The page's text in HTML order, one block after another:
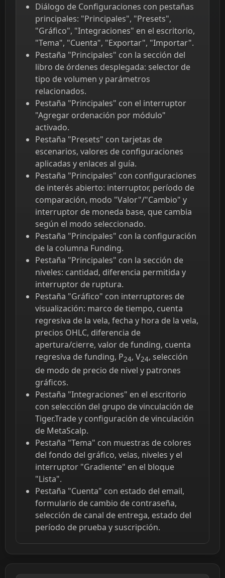
Diálogo de Configuraciones con pestañas
principales: "Principales", "Presets",
"Gráfico", "Integraciones" en el escritorio,
"Tema", "Cuenta", "Exportar", "Importar".
Pestaña "Principales" con la sección del
libro de órdenes desplegada: selector de
tipo de volumen y parámetros
relacionados.
Pestaña "Principales" con el interruptor
"Agregar ordenación por módulo"
activado.
Pestaña "Presets" con tarjetas de
escenarios, valores de configuraciones
aplicadas y enlaces al guía.
Pestaña "Principales" con configuraciones
de interés abierto: interruptor, período de
comparación, modo "Valor"/"Cambio" y
interruptor de moneda base, que cambia
según el modo seleccionado.
Pestaña "Principales" con la configuración
de la columna Funding.
Pestaña "Principales" con la sección de
niveles: cantidad, diferencia permitida y
interruptor de ruptura.
Pestaña "Gráfico" con interruptores de
visualización: marco de tiempo, cuenta
regresiva de la vela, fecha y hora de la vela,
precios OHLC, diferencia de
apertura/cierre, valor de funding, cuenta
regresiva de funding, P24, V24, selección
de modo de precio de nivel y patrones
gráficos.
Pestaña "Integraciones" en el escritorio
con selección del grupo de vinculación de
Tiger.Trade y configuración de vinculación
de MetaScalp.
Pestaña "Tema" con muestras de colores
del fondo del gráfico, velas, niveles y el
interruptor "Gradiente" en el bloque
"Lista".
Pestaña "Cuenta" con estado del email,
formulario de cambio de contraseña,
selección de canal de entrega, estado del
período de prueba y suscripción.